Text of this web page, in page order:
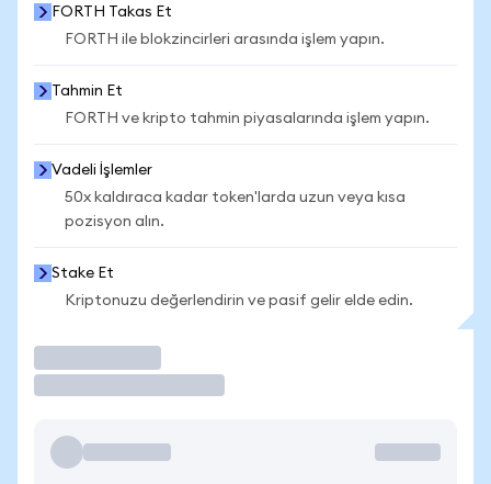
FORTH Takas Et
FORTH ile blokzincirleri arasında işlem yapın.
Tahmin Et
FORTH ve kripto tahmin piyasalarında işlem yapın.
Vadeli İşlemler
50x kaldıraca kadar token'larda uzun veya kısa
pozisyon alın.
Stake Et
Kriptonuzu değerlendirin ve pasif gelir elde edin.